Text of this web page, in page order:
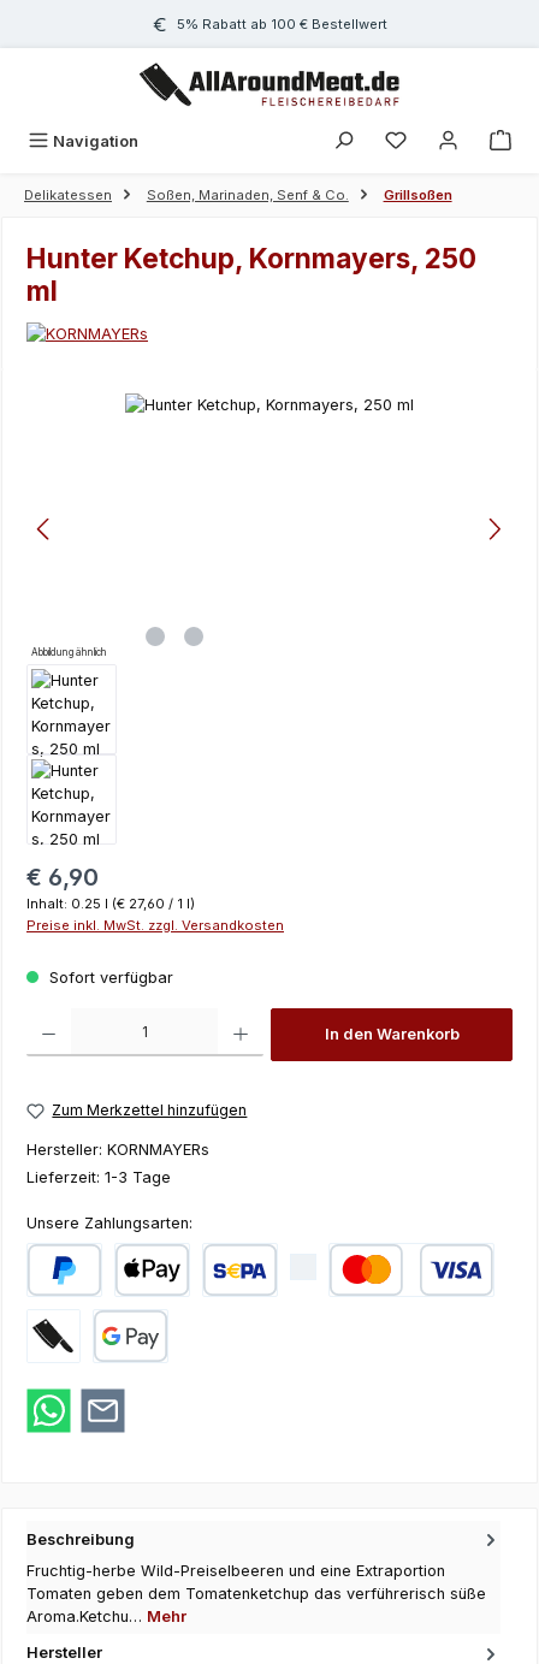
Zum Hauptinhalt springen5% Rabatt ab 100 € Bestellwert
Navigation
Delikatessen Soßen, Marinaden, Senf & Co. Grillsoßen
Hunter Ketchup, Kornmayers, 250
ml
Bildergalerie überspringen
Abbildung ähnlich
Regulärer Preis:
€ 6,90
Inhalt: 0.25 l (€ 27,60 / 1 l)
Preise inkl. MwSt. zzgl. Versandkosten
Sofort verfügbar
In den Warenkorb
Zum Merkzettel hinzufügen
Hersteller: KORNMAYERs
Lieferzeit: 1-3 Tage
Unsere Zahlungsarten:
PayPal Apple Pay
Beschreibung
Fruchtig-herbe Wild-Preiselbeeren und eine Extraportion
Tomaten geben dem Tomatenketchup das verführerisch süße
Aroma.Ketchu… Mehr
Hersteller